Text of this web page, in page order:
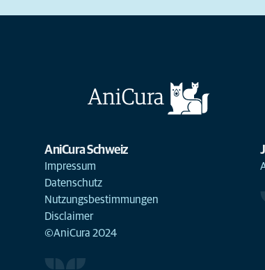
AniCura Schweiz
Impressum
Datenschutz
Nutzungsbestimmungen
Disclaimer
©AniCura 2024